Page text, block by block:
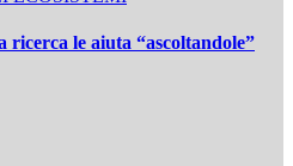
le aiuta “ascoltandole”